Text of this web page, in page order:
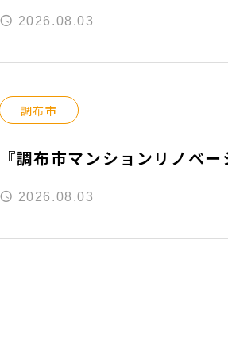
2026.08.03
調布市
『調布市マンションリノベ
2026.08.03